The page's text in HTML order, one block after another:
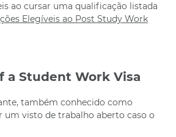
ao cursar uma qualificação listada
Elegíveis ao Post Study Work
a Student Work Visa
também conhecido como
um visto de trabalho aberto caso o